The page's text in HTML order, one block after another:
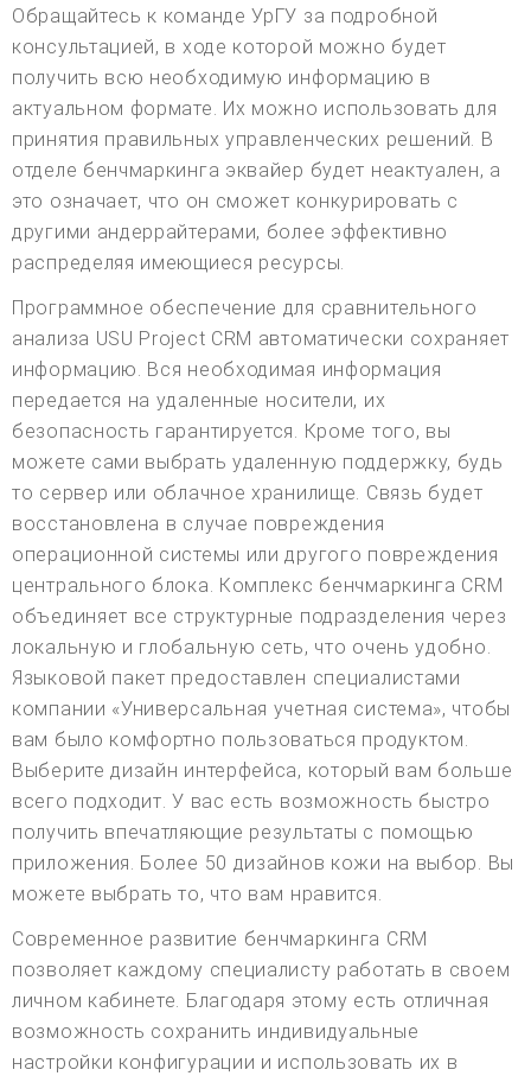
Обращайтесь к команде УрГУ за подробной
консультацией, в ходе которой можно будет
получить всю необходимую информацию в
актуальном формате. Их можно использовать для
принятия правильных управленческих решений. В
отделе бенчмаркинга эквайер будет неактуален, а
это означает, что он сможет конкурировать с
другими андеррайтерами, более эффективно
распределяя имеющиеся ресурсы.
Программное обеспечение для сравнительного
анализа USU Project CRM автоматически сохраняет
информацию. Вся необходимая информация
передается на удаленные носители, их
безопасность гарантируется. Кроме того, вы
можете сами выбрать удаленную поддержку, будь
то сервер или облачное хранилище. Связь будет
восстановлена в случае повреждения
операционной системы или другого повреждения
центрального блока. Комплекс бенчмаркинга CRM
объединяет все структурные подразделения через
локальную и глобальную сеть, что очень удобно.
Языковой пакет предоставлен специалистами
компании «Универсальная учетная система», чтобы
вам было комфортно пользоваться продуктом.
Выберите дизайн интерфейса, который вам больше
всего подходит. У вас есть возможность быстро
получить впечатляющие результаты с помощью
приложения. Более 50 дизайнов кожи на выбор. Вы
можете выбрать то, что вам нравится.
Современное развитие бенчмаркинга CRM
позволяет каждому специалисту работать в своем
личном кабинете. Благодаря этому есть отличная
возможность сохранить индивидуальные
настройки конфигурации и использовать их в